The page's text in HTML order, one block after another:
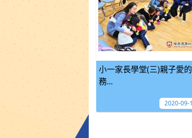
小一家長學堂(三)親子愛
務...
2020-09-